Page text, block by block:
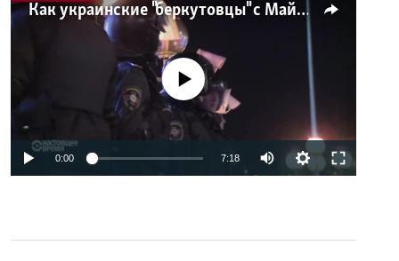
Как украинские "беркутовцы" с Майдана стали ОМОНом с Тверской
No media source currently available
0:00 7:18